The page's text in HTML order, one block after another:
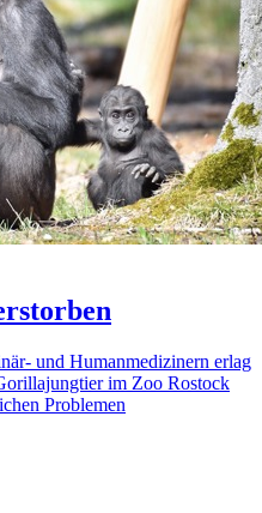
und Humanmedizinern erlag
im Zoo Rostock
Problemen